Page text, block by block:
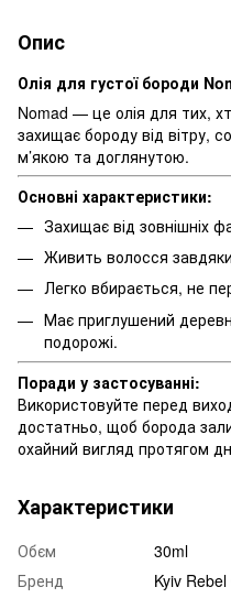
Опис
Олія для густої бороди
Nomad — це олія для тих,
захищає бороду від вітру,
м’якою та доглянутою.
Основні характеристики:
Захищає від зовнішніх
Живить волосся
Легко вбирається, не
Має приглушений
подорожі.
Поради у застосуванні:
Використовуйте перед
достатньо, щоб борода
охайний вигляд протягом
Характеристики
Обєм
30ml
Бренд
Kyiv